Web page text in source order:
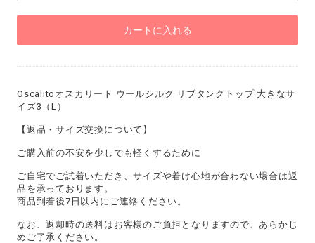
カートに入れる
Oscalitoオスカリート ウールシルク リブタンクトップ 大きなサ
イズ3（L）
【返品・サイズ交換について】
ご購入前の不安を少しでも軽くするために
ご自宅でご試着いただき、サイズや着け心地が合わない場合は返
品を承っております。
商品到着後7日以内にご連絡ください。
なお、返却時の送料はお客様のご負担となりますので、あらかじ
めご了承ください。